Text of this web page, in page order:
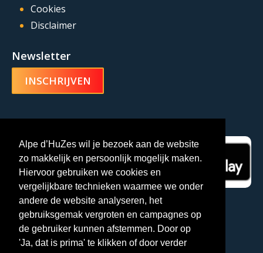
Alpe d’HuZes wil je bezoek aan de website
zo makkelijk en persoonlijk mogelijk maken.
Hiervoor gebruiken we cookies en
vergelijkbare technieken waarmee we onder
andere de website analyseren, het
gebruiksgemak vergroten en campagnes op
de gebruiker kunnen afstemmen. Door op
'Ja, dat is prima' te klikken of door verder
Cookies
Disclaimer
Newsletter
INSCHRIJVEN